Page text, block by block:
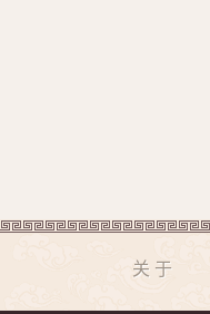
关于